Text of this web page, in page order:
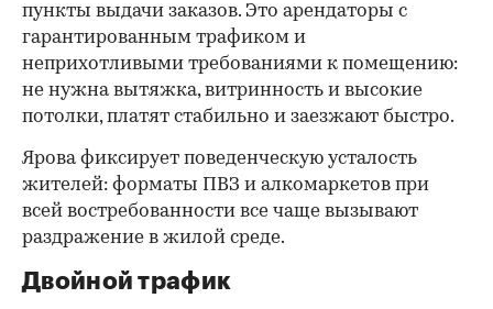
пункты выдачи заказов. Это арендаторы с
гарантированным трафиком и
неприхотливыми требованиями к помещению:
не нужна вытяжка, витринность и высокие
потолки, платят стабильно и заезжают быстро.
Ярова фиксирует поведенческую усталость
жителей: форматы ПВЗ и алкомаркетов при
всей востребованности все чаще вызывают
раздражение в жилой среде.
Двойной трафик